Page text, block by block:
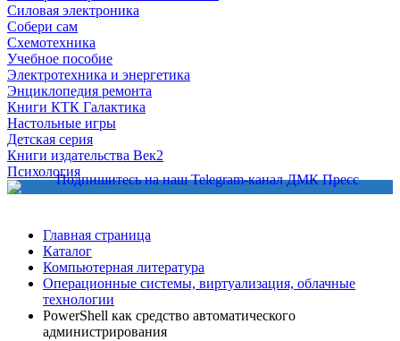
Силовая электроника
Собери сам
Схемотехника
Учебное пособие
Электротехника и энергетика
Энциклопедия ремонта
Книги КТК Галактика
Настольные игры
Детская серия
Книги издательства Век2
Психология
Главная страница
Каталог
Компьютерная литература
Операционные системы, виртуализация, облачные
технологии
PowerShell как средство автоматического
администрирования